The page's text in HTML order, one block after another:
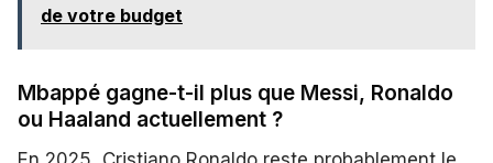
de votre budget
Mbappé gagne-t-il plus que Messi, Ronaldo
ou Haaland actuellement ?